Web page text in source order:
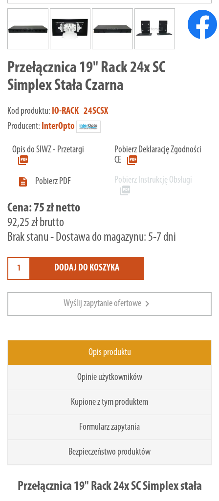
Przełącznica 19" Rack 24x SC
Simplex Stała Czarna
Kod produktu: IO-RACK_24SCSX
Producent: InterOpto
Opis do SIWZ - Przetargi
picture_as_pdf
Pobierz Deklarację Zgodności
CE picture_as_pdf

Pobierz PDF Pobierz Instrukcję Obsługi
picture_as_pdf
Cena: 75 zł netto
92,25 zł brutto
Brak stanu - Dostawa do magazynu: 5-7 dni
DODAJ DO KOSZYKA
Wyślij zapytanie ofertowe chevron_right
Opis produktu
Opinie użytkowników
Kupione z tym produktem
Formularz zapytania
Bezpieczeństwo produktów
Przełącznica 19" Rack 24x SC Simplex stała